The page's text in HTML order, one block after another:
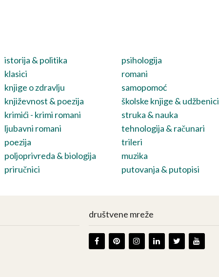
istorija & politika
klasici
knjige o zdravlju
književnost & poezija
krimići - krimi romani
ljubavni romani
poezija
poljoprivreda & biologija
priručnici
psihologija
romani
samopomoć
školske knjige & udžbenici
struka & nauka
tehnologija & računari
trileri
muzika
putovanja & putopisi
društvene mreže